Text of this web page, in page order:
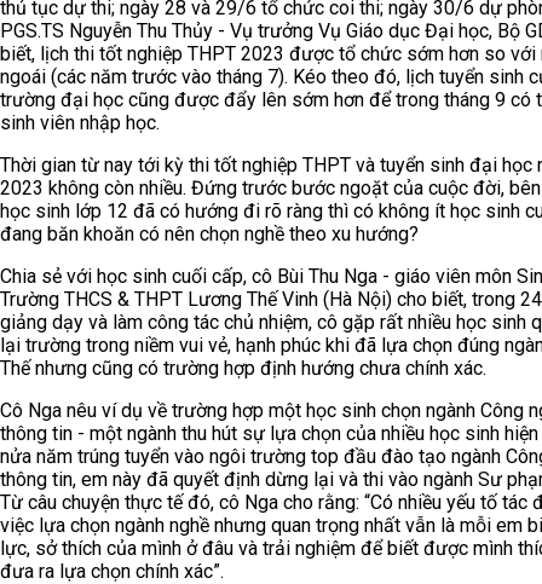
thủ tục dự thi; ngày 28 và 29/6 tổ chức coi thi; ngày 30/6 dự
PGS.TS Nguyễn Thu Thủy - Vụ trưởng Vụ Giáo dục Đại học, Bộ
biết, lịch thi tốt nghiệp THPT 2023 được tổ chức sớm hơn so với
ngoái (các năm trước vào tháng 7). Kéo theo đó, lịch tuyển sinh
trường đại học cũng được đẩy lên sớm hơn để trong tháng 9 có
sinh viên nhập học.
Thời gian từ nay tới kỳ thi tốt nghiệp THPT và tuyển sinh đại học
2023 không còn nhiều. Đứng trước bước ngoặt của cuộc đời,
học sinh lớp 12 đã có hướng đi rõ ràng thì có không ít học sinh
đang băn khoăn có nên chọn nghề theo xu hướng?
Chia sẻ với học sinh cuối cấp, cô Bùi Thu Nga - giáo viên môn
Trường THCS & THPT Lương Thế Vinh (Hà Nội) cho biết, trong
giảng dạy và làm công tác chủ nhiệm, cô gặp rất nhiều học sinh
lại trường trong niềm vui vẻ, hạnh phúc khi đã lựa chọn đúng
Thế nhưng cũng có trường hợp định hướng chưa chính xác.
Cô Nga nêu ví dụ về trường hợp một học sinh chọn ngành Công
thông tin - một ngành thu hút sự lựa chọn của nhiều học sinh hiện
nửa năm trúng tuyển vào ngôi trường top đầu đào tạo ngành
thông tin, em này đã quyết định dừng lại và thi vào ngành Sư
Từ câu chuyện thực tế đó, cô Nga cho rằng: “Có nhiều yếu tố tác
việc lựa chọn ngành nghề nhưng quan trọng nhất vẫn là mỗi em
lực, sở thích của mình ở đâu và trải nghiệm để biết được mình
đưa ra lựa chọn chính xác”.